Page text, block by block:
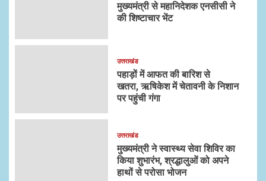
मुख्यमंत्री से महानिदेशक एनसीसी ने
की शिष्टाचार भेंट
उत्तराखंड
पहाड़ों में आफत की बारिश से
खतरा, ऋषिकेश में चेतावनी के निशान
पर पहुंची गंगा
उत्तराखंड
मुख्यमंत्री ने स्वास्थ्य सेवा शिविर का
किया शुभारंभ, श्रद्धालुओं को अपने
हाथों से परोसा भोजन